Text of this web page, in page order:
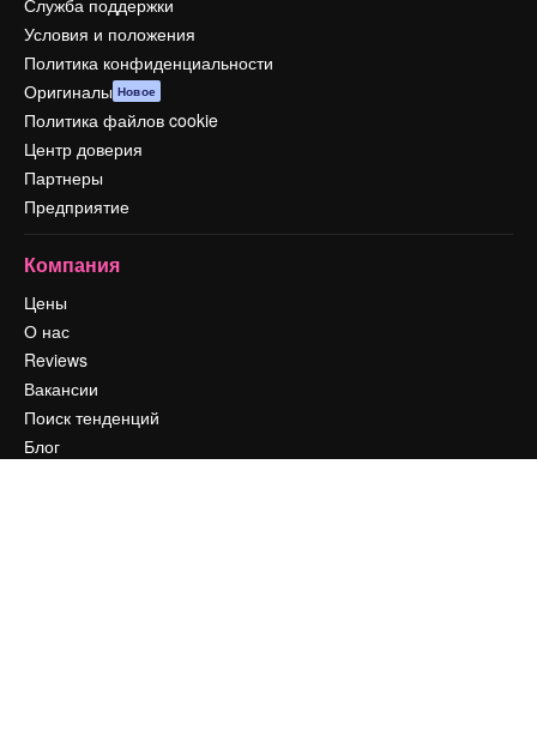
Условия и положения
Политика конфиденциальности
Оригиналы Новое
Политика файлов cookie
Центр доверия
Партнеры
Предприятие
Компания
Цены
О нас
Reviews
Вакансии
Поиск тенденций
Блог